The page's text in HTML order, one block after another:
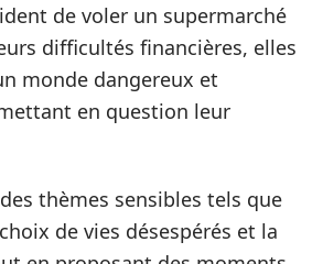
de voler un supermarché
difficultés financières, elles
monde dangereux et
en question leur
thèmes sensibles tels que
de vies désespérés et la